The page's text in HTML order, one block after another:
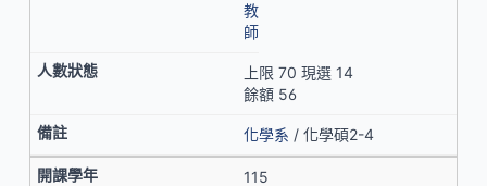
教
師
上限 70 現選 14
餘額 56
化學系 / 化學碩2-4
115